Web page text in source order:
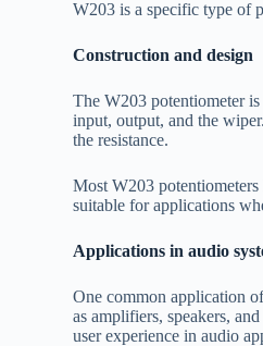
W203 is a specific type of
Construction and design
The W203 potentiometer
input, output, and the
the resistance.
Most W203
suitable for applications
Applications in audio
One common application
as amplifiers, speakers,
user experience in audio